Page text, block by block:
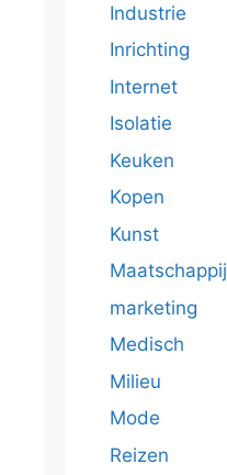
Industrie
Inrichting
Internet
Isolatie
Keuken
Kopen
Kunst
Maatschappij
marketing
Medisch
Milieu
Mode
Reizen